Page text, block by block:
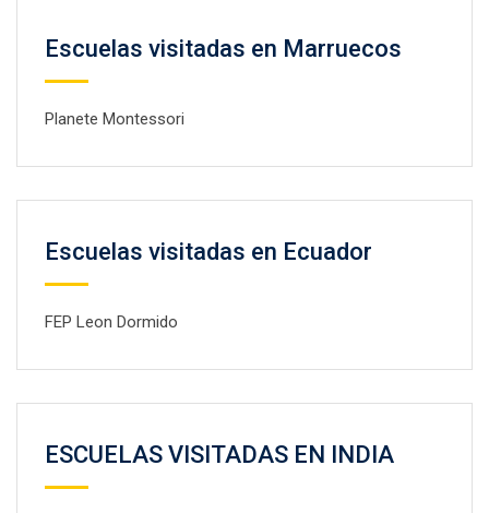
Escuelas visitadas en Marruecos
Planete Montessori
Escuelas visitadas en Ecuador
FEP Leon Dormido
ESCUELAS VISITADAS EN INDIA